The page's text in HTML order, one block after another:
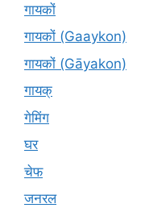
गायकों
गायकों (Gaaykon)
गायकों (Gāyakon)
गायक्
गेमिंग
घर
चेफ
जनरल